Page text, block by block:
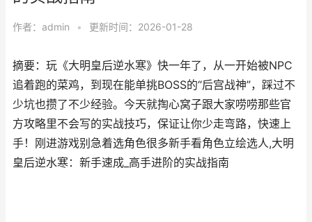
作者： admin • 更新时间：2026-01-28
摘要：玩《大明皇后逆水寒》快一年了，从一开始被NPC
追着跑的菜鸡，到现在能单挑BOSS的“后宫战神”，踩过不
少坑也攒了不少经验。今天就掏心窝子跟大家唠唠那些官
方攻略里不会写的实战技巧，保证让你少走弯路，快速上
手！刚进游戏别急着选角色很多新手看角色立绘选人,大明
皇后逆水寒：新手速成_高手进阶的实战指南